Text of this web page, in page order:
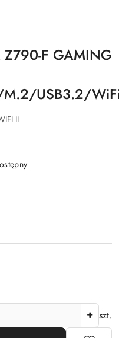
Z790-F GAMING
USB3.2/
II
szt.